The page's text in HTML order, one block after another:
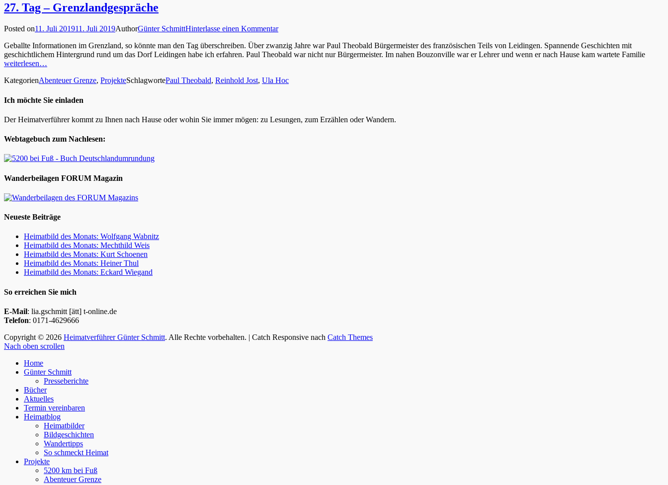
27. Tag – Grenzlandgespräche
Posted on11. Juli 201911. Juli 2019AuthorGünter SchmittHinterlasse einen Kommentar
Geballte Informationen im Grenzland, so könnte man den Tag überschreiben. Über zwanzig Jahre war Paul Theobald Bürgermeister des französischen Teils von Leidingen. Spannende Geschichten mit
geschichtlichem Hintergrund rund um das Dorf Leidingen habe ich erfahren. Paul Theobald war nicht nur Bürgermeister. Im nahen Bouzonville war er Lehrer und wenn er nach Hause kam wartete Familie
weiterlesen…
KategorienAbenteuer Grenze, ProjekteSchlagwortePaul Theobald, Reinhold Jost, Ula Hoc
Ich möchte Sie einladen
Der Heimatverführer kommt zu Ihnen nach Hause oder wohin Sie immer mögen: zu Lesungen, zum Erzählen oder Wandern.
Webtagebuch zum Nachlesen:
Wanderbeilagen FORUM Magazin
Neueste Beiträge
Heimatbild des Monats: Wolfgang Wabnitz
Heimatbild des Monats: Mechthild Weis
Heimatbild des Monats: Kurt Schoenen
Heimatbild des Monats: Heiner Thul
Heimatbild des Monats: Eckard Wiegand
So erreichen Sie mich
E-Mail: lia.gschmitt [ätt] t-online.de
Telefon: 0171-4629666
Copyright © 2026 Heimatverführer Günter Schmitt. Alle Rechte vorbehalten. | Catch Responsive nach Catch Themes
Nach oben scrollen
Home
Günter Schmitt
Presseberichte
Bücher
Aktuelles
Termin vereinbaren
Heimatblog
Heimatbilder
Bildgeschichten
Wandertipps
So schmeckt Heimat
Projekte
5200 km bei Fuß
Abenteuer Grenze